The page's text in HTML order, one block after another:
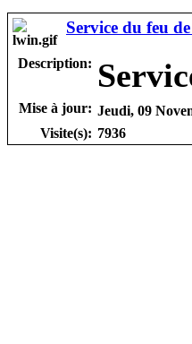
Service du feu
Description:
Mise à jour: Jeudi, 09
Visite(s): 7936